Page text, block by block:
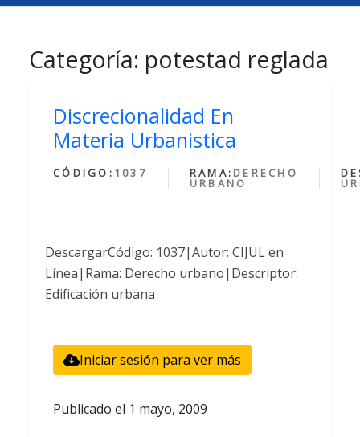
Categoría: potestad reglada
Discrecionalidad En
Materia Urbanistica
CÓDIGO: 1037 RAMA: DERECHO
URBANO
DescargarCódigo: 1037|Autor: CIJUL en
Línea|Rama: Derecho urbano|Descriptor:
Edificación urbana
Iniciar sesión para ver más
Publicado el 1 mayo, 2009